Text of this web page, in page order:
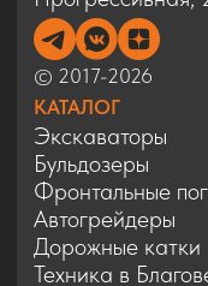
Статьи
Сервис
Контакты
Карта сайта
Политика